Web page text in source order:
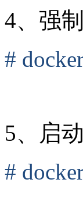
4、强
#
5、启
#